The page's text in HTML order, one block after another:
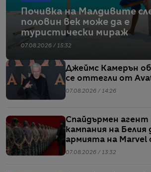
Почивка на Малдивите
половин век може да е
туристически мираж
07.08.2026 / 15:32
Джеймс Камерън
се оттегли от
07.08.2026 / 14:26
Спайдърмен агент
кампания на Белия
армията на Marvel
07.08.2026 / 13:32